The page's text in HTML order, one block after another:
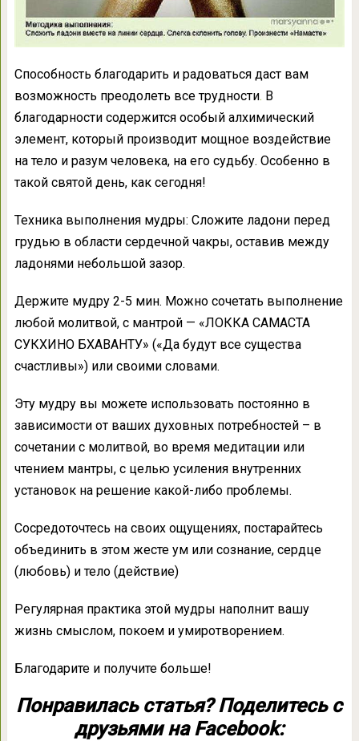
Способность благодарить и радоваться даст вам
возможность преодолеть все трудности. В
благодарности содержится особый алхимический
элемент, который производит мощное воздействие
на тело и разум человека, на его судьбу. Особенно в
такой святой день, как сегодня!
Техника выполнения мудры: Сложите ладони перед
грудью в области сердечной чакры, оставив между
ладонями небольшой зазор.
Держите мудру 2-5 мин. Можно сочетать выполнение
любой молитвой, с мантрой — «ЛОККА САМАСТА
СУКХИНО БХАВАНТУ» («Да будут все существа
счастливы») или своими словами.
Эту мудру вы можете использовать постоянно в
зависимости от ваших духовных потребностей – в
сочетании с молитвой, во время медитации или
чтением мантры, с целью усиления внутренних
установок на решение какой-либо проблемы.
Сосредоточтесь на своих ощущениях, постарайтесь
объединить в этом жесте ум или сознание, сердце
(любовь) и тело (действие)
Регулярная практика этой мудры наполнит вашу
жизнь смыслом, покоем и умиротворением.
Благодарите и получите больше!
Понравилась статья? Поделитесь с
друзьями на Facebook: